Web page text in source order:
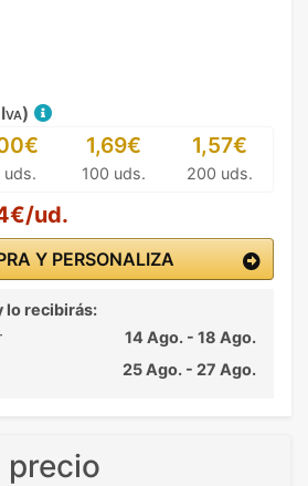
uds.
1,69€
100 uds.
1,57€
200 uds.
ud.
Y PERSONALIZA
lo recibirás:
14 Ago. - 18 Ago.
25 Ago. - 27 Ago.
precio